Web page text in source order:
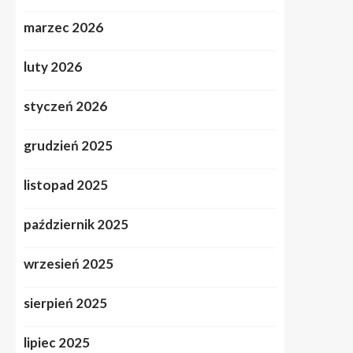
marzec 2026
luty 2026
styczeń 2026
grudzień 2025
listopad 2025
październik 2025
wrzesień 2025
sierpień 2025
lipiec 2025